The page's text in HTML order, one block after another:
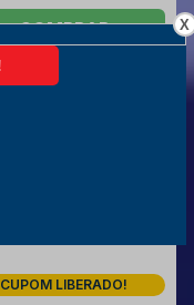
COMPRAR
CUPOM LIBERADO!
X